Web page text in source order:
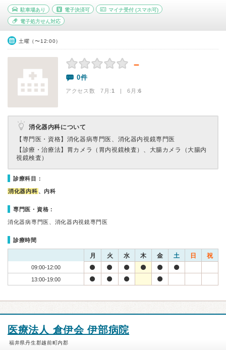
駐車場あり 電子決済可 マイナ受付 (スマホ可)
電子処方せん対応
土曜（〜12:00）
－
0件
アクセス数 7月:1 | 6月:6
消化器内科について
【専門医・資格】 消化器病専門医、消化器内視鏡専門医
【診療・治療法】 胃カメラ（胃内視鏡検査）、大腸カメラ（大腸内
視鏡検査）
診療科目：
消化器内科 、内科
専門医・資格：
消化器病専門医、消化器内視鏡専門医
診療時間
月 火 水 木 金 土 日 祝
09:00-12:00
13:00-19:00
医療法人 倉伊会 伊部病院
福井県丹生郡越前町内郡